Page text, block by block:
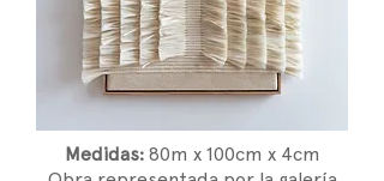
Medidas: 80m x 100cm x 4cm